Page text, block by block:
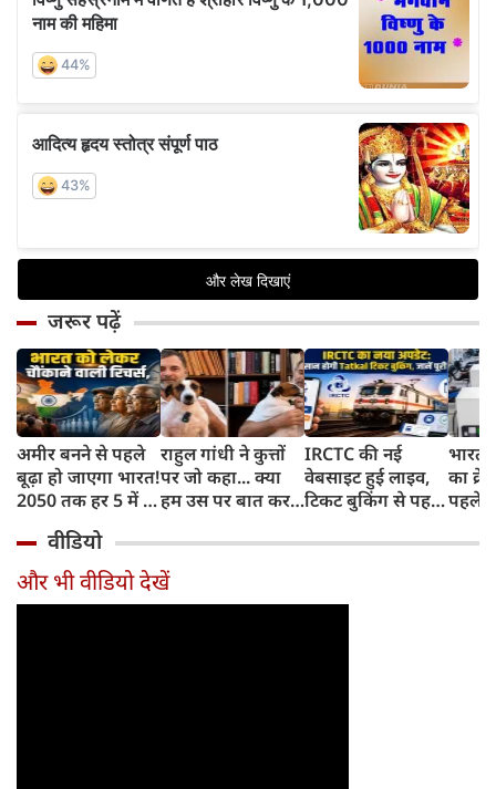
जरूर पढ़ें
अमीर बनने से पहले
बूढ़ा हो जाएगा भारत!
2050 तक हर 5 में 1
साल से ज्यादा उम्र का
राहुल गांधी ने कुत्तों
पर जो कहा... क्या
हम उस पर बात कर
IRCTC की नई
वेबसाइट हुई लाइव,
टिकट बुकिंग से पहले
काम, जानें पूरा
भारत
का
पहले
और
वीडियो
और भी वीडियो देखें